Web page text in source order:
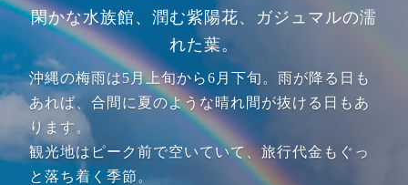
閑かな水族館、潤む紫陽花、ガジュマルの濡
れた葉。
沖縄の梅雨は5月上旬から6月下旬。雨が降る日も
あれば、合間に夏のような晴れ間が抜ける日もあ
ります。
観光地はピーク前で空いていて、旅行代金もぐっ
と落ち着く季節。